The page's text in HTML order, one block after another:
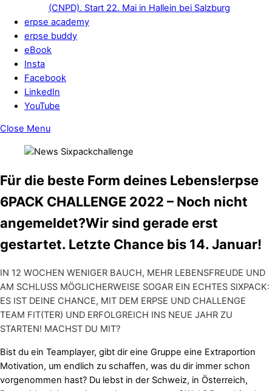
(CNPD). Start 22. Mai in Hallein bei Salzburg
erpse academy
erpse buddy
eBook
Insta
Facebook
LinkedIn
YouTube
Close Menu
Für die beste Form deines Lebens!erpse
6PACK CHALLENGE 2022 – Noch nicht
angemeldet?Wir sind gerade erst
gestartet. Letzte Chance bis 14. Januar!
IN 12 WOCHEN WENIGER BAUCH, MEHR LEBENSFREUDE UND
AM SCHLUSS MÖGLICHERWEISE SOGAR EIN ECHTES SIXPACK:
ES IST DEINE CHANCE, MIT DEM ERPSE UND CHALLENGE
TEAM FIT(TER) UND ERFOLGREICH INS NEUE JAHR ZU
STARTEN! MACHST DU MIT?
Bist du ein Teamplayer, gibt dir eine Gruppe eine Extraportion
Motivation, um endlich zu schaffen, was du dir immer schon
vorgenommen hast? Du lebst in der Schweiz, in Österreich,